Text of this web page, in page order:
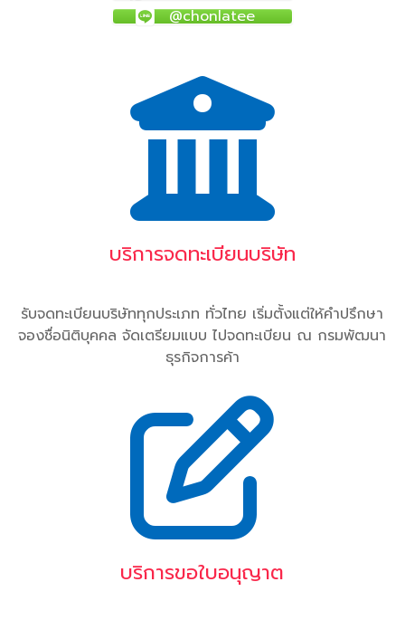
@chonlatee
บริการจดทะเบียนบริษัท
รับจดทะเบียนบริษัททุกประเภท ทั่วไทย เริ่มตั้งแต่ให้คำปรึกษา
จองชื่อนิติบุคคล จัดเตรียมแบบ ไปจดทะเบียน ณ กรมพัฒนา
ธุรกิจการค้า
บริการขอใบอนุญาต